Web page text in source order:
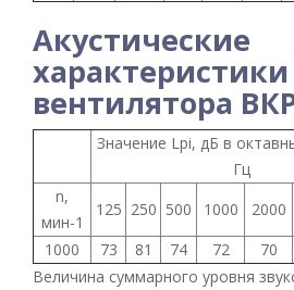
Акустические
вентилятора
Значение Lpi, дБ в
Гц
n,
мин-1
125 250 500 1000 2000
1000
73 81 74 72 70
Величина суммарного уровня